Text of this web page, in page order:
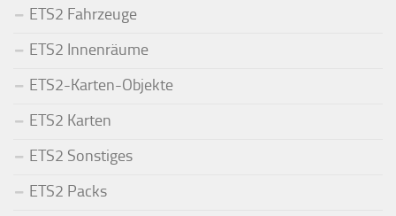
ETS2 Fahrzeuge
ETS2 Innenräume
ETS2-Karten-Objekte
ETS2 Karten
ETS2 Sonstiges
ETS2 Packs